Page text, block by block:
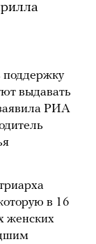
выдавать
РИА
в 16
женских